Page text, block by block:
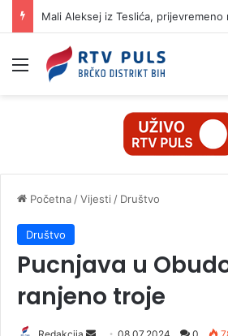
Izbornik
Početna /Vijesti / Društvo
Društvo
Pucnjava u
ranjeno troje